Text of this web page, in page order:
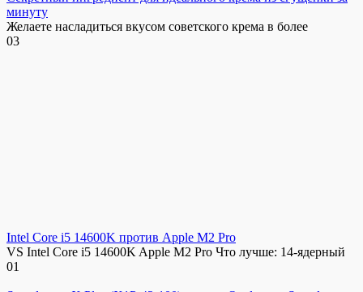
минуту
Желаете насладиться вкусом советского крема в более
03
Intel Core i5 14600K против Apple M2 Pro
VS Intel Core i5 14600K Apple M2 Pro Что лучше: 14-ядерный
01